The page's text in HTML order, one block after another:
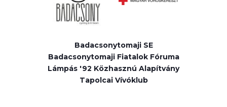
Badacsonytomaji SE
Badacsonytomaji Fiatalok Fóruma
Lámpás '92 Közhasznú Alapítvány
Tapolcai Vívóklub